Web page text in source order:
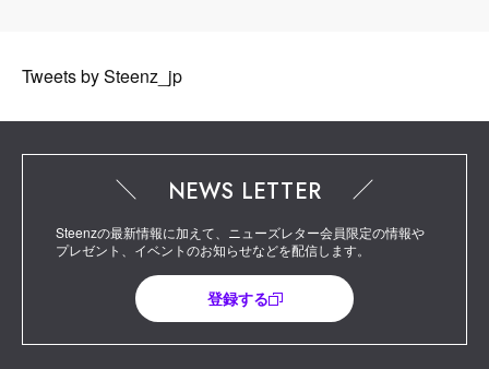
Tweets by Steenz_jp
NEWS LETTER
Steenzの最新情報に加えて、ニューズレター会員限定の情報や
プレゼント、イベントのお知らせなどを配信します。
登録する